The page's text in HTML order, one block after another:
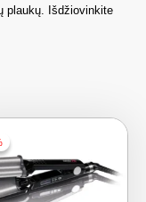
plaukų. Išdžiovinkite